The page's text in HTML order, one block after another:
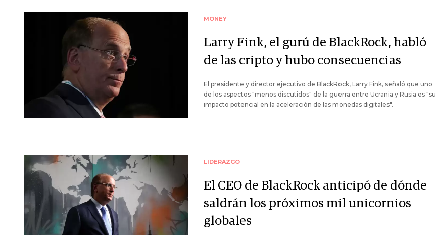
MONEY
Larry Fink, el gurú de BlackRock, habló
de las cripto y hubo consecuencias
El presidente y director ejecutivo de BlackRock, Larry Fink, señaló que uno
de los aspectos "menos discutidos" de la guerra entre Ucrania y Rusia es "su
impacto potencial en la aceleración de las monedas digitales".
LIDERAZGO
El CEO de BlackRock anticipó de dónde
saldrán los próximos mil unicornios
globales